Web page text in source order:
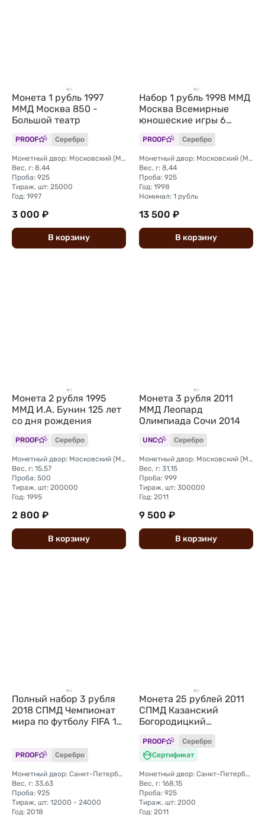
Монета 1 рубль 1997
ММД Москва 850 -
Большой театр
PROOF Серебро
Монетный двор: Московский (ММД)
Вес, г: 8,44
Проба: 925
Тираж, шт: 25000
Год: 1997
3 000 ₽
В корзину
Набор 1 рубль 1998 ММД
Москва Всемирные
юношеские игры 6
монет (без упаковки)
PROOF Серебро
Монетный двор: Московский (ММД)
Вес, г: 8,44
Проба: 925
Год: 1998
Номинал: 1 рубль
13 500 ₽
В корзину
Монета 2 рубля 1995
ММД И.А. Бунин 125 лет
со дня рождения
PROOF Серебро
Монетный двор: Московский (ММД)
Вес, г: 15,57
Проба: 500
Тираж, шт: 200000
Год: 1995
2 800 ₽
В корзину
Монета 3 рубля 2011
ММД Леопард
Олимпиада Сочи 2014
UNC Серебро
Монетный двор: Московский (ММД)
Вес, г: 31,15
Проба: 999
Тираж, шт: 300000
Год: 2011
9 500 ₽
В корзину
Полный набор 3 рубля
2018 СПМД Чемпионат
мира по футболу FIFA 12
PROOF Серебро
Монетный двор: Санкт-Петербургский (СПМД)
Вес, г: 33,63
Проба: 925
Тираж, шт: 12000 - 24000
Год: 2018
Монета 25 рублей 2011
СПМД Казанский
Богородицкий
монастырь
PROOF
Серебро
Сертификат
Монетный двор: Санкт-Петербургский (СПМД)
Вес, г: 168,15
Проба: 925
Тираж, шт: 2000
Год: 2011